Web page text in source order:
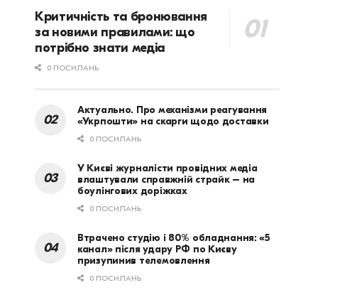
Критичність та бронювання
за новими правилами: що
потрібно знати медіа
0 ПОСИЛАНЬ
Актуально. Про механізми реагування
«Укрпошти» на скарги щодо доставки
0 ПОСИЛАНЬ
У Києві журналісти провідних медіа
влаштували справжній страйк – на
боулінгових доріжках
0 ПОСИЛАНЬ
Втрачено студію і 80% обладнання: «5
канал» після удару РФ по Києву
призупинив телемовлення
0 ПОСИЛАНЬ